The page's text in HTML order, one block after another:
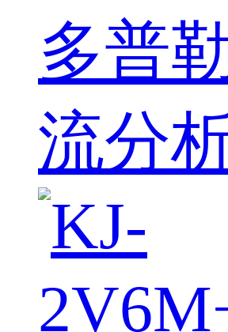
多普
流分